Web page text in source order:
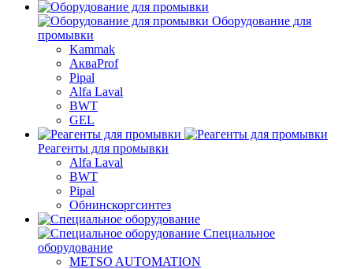
Оборудование для
промывки
Kammak
АкваProf
Pipal
Alfa Laval
BWT
GEL
Реагенты для промывки
Alfa Laval
BWT
Pipal
Обнинскоргсинтез
Специальное
оборудование
METSO AUTOMATION